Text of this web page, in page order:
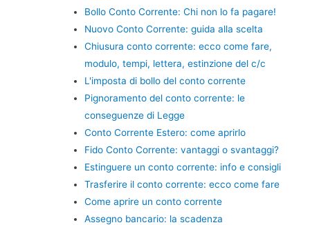
Bollo Conto Corrente: Chi non lo fa pagare!
Nuovo Conto Corrente: guida alla scelta
Chiusura conto corrente: ecco come fare,
modulo, tempi, lettera, estinzione del c/c
L'imposta di bollo del conto corrente
Pignoramento del conto corrente: le
conseguenze di Legge
Conto Corrente Estero: come aprirlo
Fido Conto Corrente: vantaggi o svantaggi?
Estinguere un conto corrente: info e consigli
Trasferire il conto corrente: ecco come fare
Come aprire un conto corrente
Assegno bancario: la scadenza